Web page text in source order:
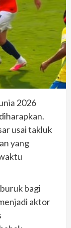
2026
usai takluk
yang
bagi
aktor